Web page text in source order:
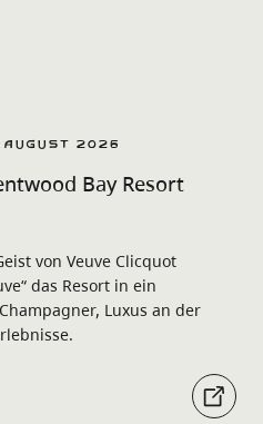
2026
Bay Resort
von Veuve Clicquot
das Resort in ein
Luxus an der